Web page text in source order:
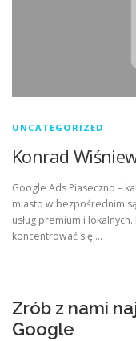
UNCATEGORIZED
Konrad
Google Ads Piaseczno –
miasto w bezpośrednim
usług premium i
koncentrować się …
Zrób z nami
Google